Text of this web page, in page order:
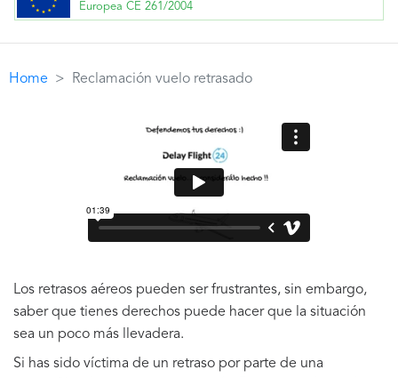
Europea CE 261/2004
Home Reclamación vuelo retrasado
Los retrasos aéreos pueden ser frustrantes, sin embargo,
saber que tienes derechos puede hacer que la situación
sea un poco más llevadera.
Si has sido víctima de un retraso por parte de una